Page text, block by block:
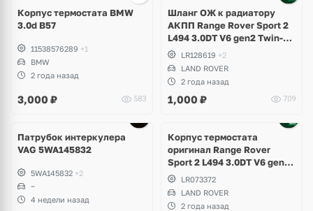
Корпус термостата BMW
3.0d B57
11538576289 +1
BMW
2 года назад
3,000 ₽ 583
Шланг ОЖ к радиатору
АКПП Range Rover Sport 2
L494 3.0DT V6 gen2 Twin-
turboLR128619 +2
LAND ROVER
2 года назад
1,000 ₽ 709
Патрубок интеркулера
VAG 5WA145832
5WA145832 +2
~
4 недели назад
Корпус термостата
оригинал Range Rover
Sport 2 L494 3.0DT V6 gen2
Twin-turbo
LR073372
LAND ROVER
2 года назад